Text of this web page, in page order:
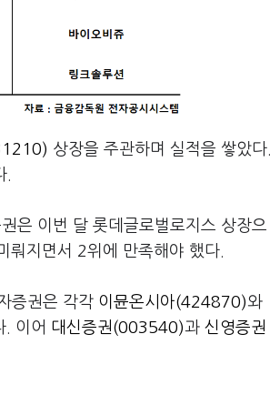
상장을 주관하며 실적을 쌓았다.
.
은 이번 달 롯데글로벌로지스 상장으
뤄지면서 2위에 만족해야 했다.
증권은 각각 이뮨온시아(424870)와
. 이어 대신증권(003540)과 신영증권